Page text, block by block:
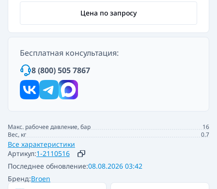
Артикул:1-2110516
Бренд:Broen
Последнее обновление:08.08.2026 03:42
Макс. рабочее давление, бар
16
Вес, кг
0.7
Все характеристики
Цена по запросу
Бесплатная консультация:
8 (800) 505 7867